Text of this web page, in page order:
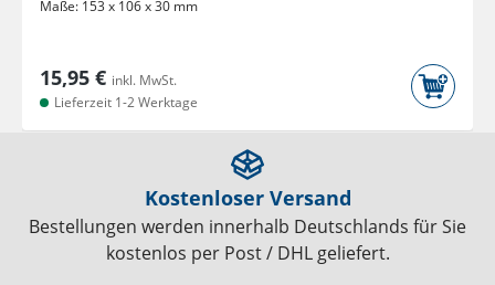
Maße: 153 x 106 x 30 mm
15,95 € inkl. MwSt.
Lieferzeit 1-2 Werktage
Kostenloser Versand
Bestellungen werden innerhalb Deutschlands für Sie
kostenlos per Post / DHL geliefert.